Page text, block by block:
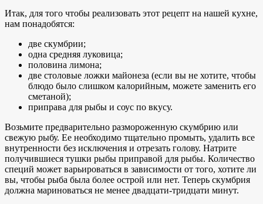
Итак, для того чтобы реализовать этот рецепт на нашей кухне,
нам понадобятся:
две скумбрии;
одна средняя луковица;
половина лимона;
две столовые ложки майонеза (если вы не хотите, чтобы
блюдо было слишком калорийным, можете заменить его
сметаной);
приправа для рыбы и соус по вкусу.
Возьмите предварительно размороженную скумбрию или
свежую рыбу. Ее необходимо тщательно промыть, удалить все
внутренности без исключения и отрезать голову. Натрите
получившиеся тушки рыбы приправой для рыбы. Количество
специй может варьироваться в зависимости от того, хотите ли
вы, чтобы рыба была более острой или нет. Теперь скумбрия
должна мариноваться не менее двадцати-тридцати минут.